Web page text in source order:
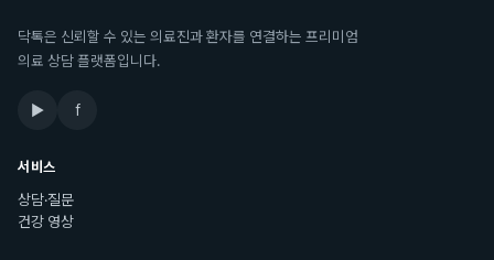
닥톡은 신뢰할 수 있는 의료진과 환자를 연결하는 프리미엄
의료 상담 플랫폼입니다.
▶ f
서비스
상담·질문
건강 영상